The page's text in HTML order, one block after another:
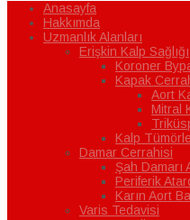
Anasayfa
Hakkımda
Uzmanlık Alanları
Erişkin Kalp Sağlığı
Koroner
Kapak
Aort
Mitral
Kalp
Damar Cerrahisi
Şah Damarı
Periferik
Karın Aort
Varis Tedavisi